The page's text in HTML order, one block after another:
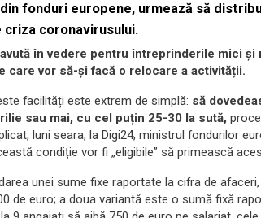
fonduri europene, urmează să
coronavirusului.
în vedere pentru întreprinderile mici
vor să-și facă o relocare a activității.
facilități este extrem de simplă: să
sau mai, cu cel puțin 25-30 la sută,
luni seara, la Digi24, ministrul fondurilor
condiție vor fi „eligibile” să primească
unei sume fixe raportate la cifra de
de euro; a doua variantă este o sumă fixă